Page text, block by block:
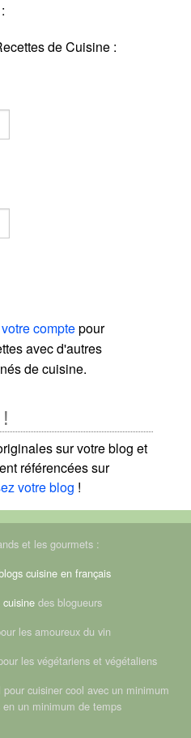
de Cuisine :
comptepour
avec d'autres
de cuisine.
sur votre blog et
référencées sur
votre blog !
et les gourmets :
cuisine en français
cuisine des blogueurs
les amoureux du vin
les végétariens et végétaliens
pour cuisiner cool avec un minimum
en un minimum de temps